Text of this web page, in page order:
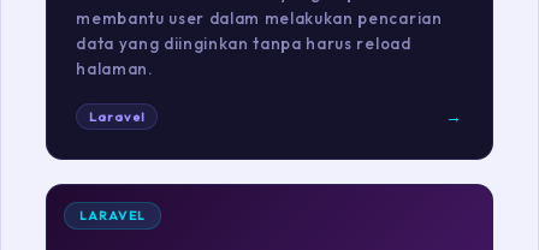
membantu user dalam melakukan pencarian
data yang diinginkan tanpa harus reload
halaman.
Laravel →
LARAVEL